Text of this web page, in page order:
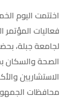
فعاليات المؤتمر
لجامعة جبلة،
الصحة والسكان
الاستشاريين
محافظات